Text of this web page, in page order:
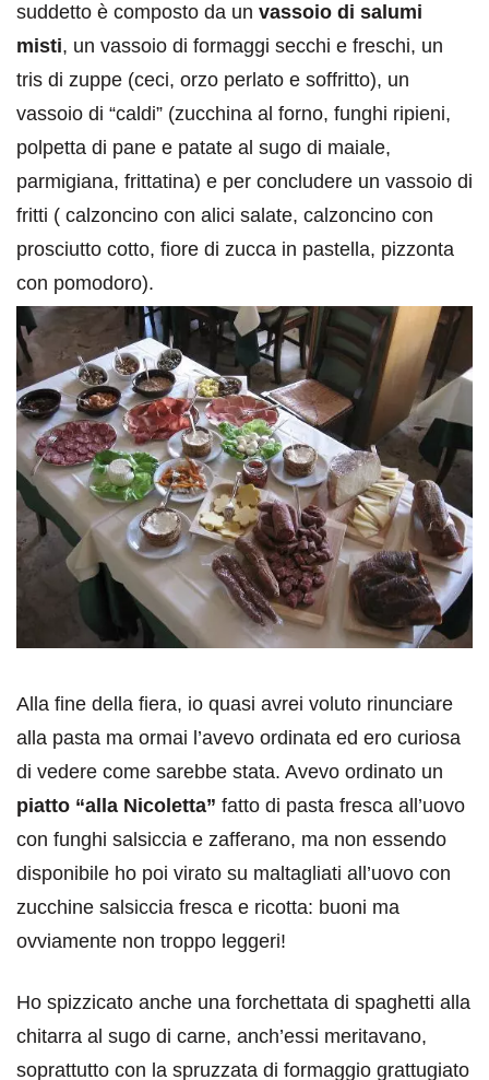
suddetto è composto da un vassoio di salumi
misti, un vassoio di formaggi secchi e freschi, un
tris di zuppe (ceci, orzo perlato e soffritto), un
vassoio di “caldi” (zucchina al forno, funghi ripieni,
polpetta di pane e patate al sugo di maiale,
parmigiana, frittatina) e per concludere un vassoio di
fritti ( calzoncino con alici salate, calzoncino con
prosciutto cotto, fiore di zucca in pastella, pizzonta
con pomodoro).
Alla fine della fiera, io quasi avrei voluto rinunciare
alla pasta ma ormai l’avevo ordinata ed ero curiosa
di vedere come sarebbe stata. Avevo ordinato un
piatto “alla Nicoletta” fatto di pasta fresca all’uovo
con funghi salsiccia e zafferano, ma non essendo
disponibile ho poi virato su maltagliati all’uovo con
zucchine salsiccia fresca e ricotta: buoni ma
ovviamente non troppo leggeri!
Ho spizzicato anche una forchettata di spaghetti alla
chitarra al sugo di carne, anch’essi meritavano,
soprattutto con la spruzzata di formaggio grattugiato